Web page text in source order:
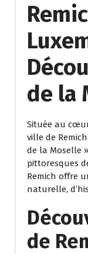
de la
Située au
ville de
de la Moselle
pittoresques
Remich offre
naturelle,
de